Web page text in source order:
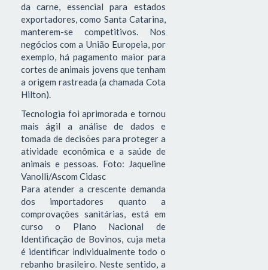
da carne, essencial para estados
exportadores, como Santa Catarina,
manterem-se competitivos. Nos
negócios com a União Europeia, por
exemplo, há pagamento maior para
cortes de animais jovens que tenham
a origem rastreada (a chamada Cota
Hilton).
Tecnologia foi aprimorada e tornou
mais ágil a análise de dados e
tomada de decisões para proteger a
atividade econômica e a saúde de
animais e pessoas. Foto: Jaqueline
Vanolli/Ascom Cidasc
Para atender a crescente demanda
dos importadores quanto a
comprovações sanitárias, está em
curso o Plano Nacional de
Identificação de Bovinos, cuja meta
é identificar individualmente todo o
rebanho brasileiro. Neste sentido, a